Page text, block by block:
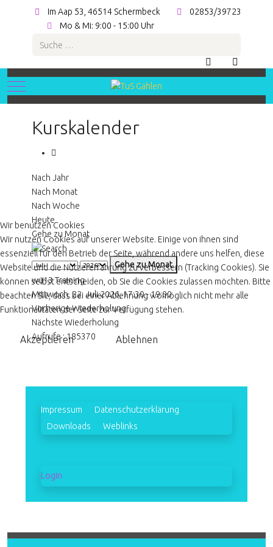
Im Aap 53, 46514 Schermbeck
02853/39723
Mo & Mi: 9:00 - 15:00 Uhr
Suchen
Mobile Menu Toggle
Kurskalender
Nach Jahr
Nach Monat
Nach Woche
Heute
Gehe zu Monat
Gehe zu Monat
wu13 Training
Mittwoch, 22. Juli 2026, 17:30 - 19:00
Vorherige Wiederholung
Nächste Wiederholung
Aufrufe: 185370
Impressum
Datenschutzerklärung
Downloads
Weblinks
Login
Wir benutzen Cookies
Wir nutzen Cookies auf unserer Website. Einige von ihnen sind
essenziell für den Betrieb der Seite, während andere uns helfen, diese
Website und die Nutzererfahrung zu verbessern (Tracking Cookies). Sie
können selbst entscheiden, ob Sie die Cookies zulassen möchten. Bitte
beachten Sie, dass bei einer Ablehnung womöglich nicht mehr alle
Funktionalitäten der Seite zur Verfügung stehen.
Akzeptieren Ablehnen